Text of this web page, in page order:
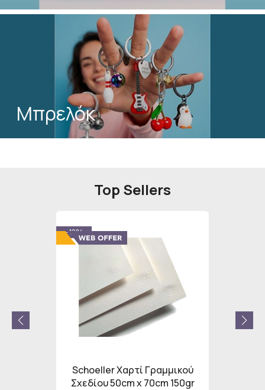
Μπρελόκ
Top Sellers
- 12%
Schoeller Χαρτί Γραμμικού
Σχεδίου 50cm x 70cm 150gr